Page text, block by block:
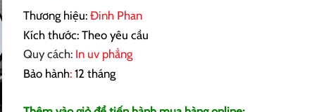
Thương hiệu: Đinh Phan
Kích thước: Theo yêu cầu
Quy cách: In uv phẳng
Bảo hành: 12 tháng